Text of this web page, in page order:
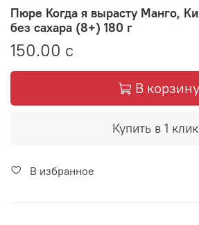
Пюре Когда я вырасту Манго,
без сахара (8+) 180 г
150.00 с
В корзину
Купить в 1 клик
В избранное